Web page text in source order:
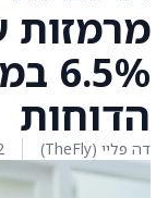
מרמזות
הדוחות
דה פליי (TheFly)